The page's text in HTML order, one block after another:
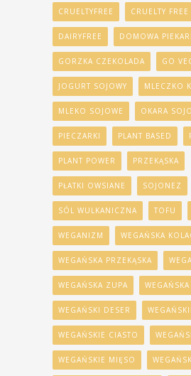
CRUELTYFREE CRUELTY FREE
DAIRYFREE DOMOWA
GORZKA CZEKOLADA GO
JOGURT SOJOWY MLECZKO
MLEKO SOJOWE OKARA
PIECZARKI PLANT BASED
PLANT POWER PRZEKĄSKA
PŁATKI OWSIANE SOJONEZ
SÓL WULKANICZNA TOFU
WEGANIZM WEGAŃSKA
WEGAŃSKA PRZEKĄSKA
WEGAŃSKA ZUPA
WEGAŃSKI DESER
WEGAŃSKIE CIASTO
WEGAŃSKIE MIĘSO